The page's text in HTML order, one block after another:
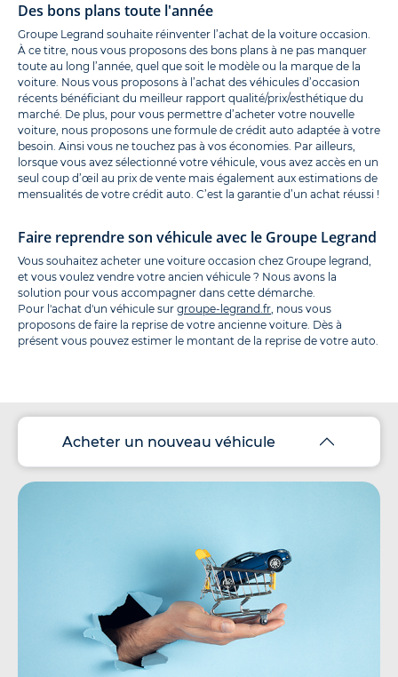
Des bons plans toute l'année
Groupe Legrand souhaite réinventer l’achat de la voiture occasion.
À ce titre, nous vous proposons des bons plans à ne pas manquer
toute au long l’année, quel que soit le modèle ou la marque de la
voiture. Nous vous proposons à l’achat des véhicules d’occasion
récents bénéficiant du meilleur rapport qualité/prix/esthétique du
marché. De plus, pour vous permettre d’acheter votre nouvelle
voiture, nous proposons une formule de crédit auto adaptée à votre
besoin. Ainsi vous ne touchez pas à vos économies. Par ailleurs,
lorsque vous avez sélectionné votre véhicule, vous avez accès en un
seul coup d’œil au prix de vente mais également aux estimations de
mensualités de votre crédit auto. C’est la garantie d’un achat réussi !
Faire reprendre son véhicule avec le Groupe Legrand
Vous souhaitez acheter une voiture occasion chez Groupe legrand,
et vous voulez vendre votre ancien véhicule ? Nous avons la
solution pour vous accompagner dans cette démarche.
Pour l'achat d'un véhicule sur groupe-legrand.fr, nous vous
proposons de faire la reprise de votre ancienne voiture. Dès à
présent vous pouvez estimer le montant de la reprise de votre auto.
Acheter un nouveau véhicule